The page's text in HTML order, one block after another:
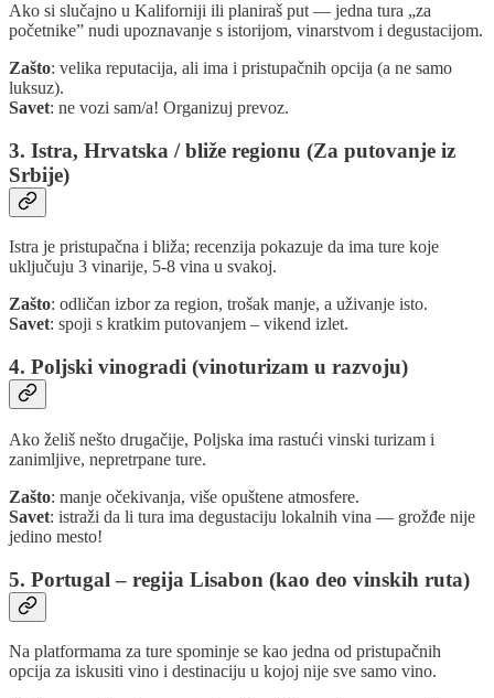
Ako si slučajno u Kaliforniji ili planiraš put — jedna tura „za
početnike” nudi upoznavanje s istorijom, vinarstvom i degustacijom.
Zašto: velika reputacija, ali ima i pristupačnih opcija (a ne samo
luksuz).
Savet: ne vozi sam/a! Organizuj prevoz.
3. Istra, Hrvatska / bliže regionu (Za putovanje iz
Srbije)
Istra je pristupačna i bliža; recenzija pokazuje da ima ture koje
uključuju 3 vinarije, 5-8 vina u svakoj.
Zašto: odličan izbor za region, trošak manje, a uživanje isto.
Savet: spoji s kratkim putovanjem – vikend izlet.
4. Poljski vinogradi (vinoturizam u razvoju)
Ako želiš nešto drugačije, Poljska ima rastući vinski turizam i
zanimljive, nepretrpane ture.
Zašto: manje očekivanja, više opuštene atmosfere.
Savet: istraži da li tura ima degustaciju lokalnih vina — grožđe nije
jedino mesto!
5. Portugal – regija Lisabon (kao deo vinskih ruta)
Na platformama za ture spominje se kao jedna od pristupačnih
opcija za iskusiti vino i destinaciju u kojoj nije sve samo vino.